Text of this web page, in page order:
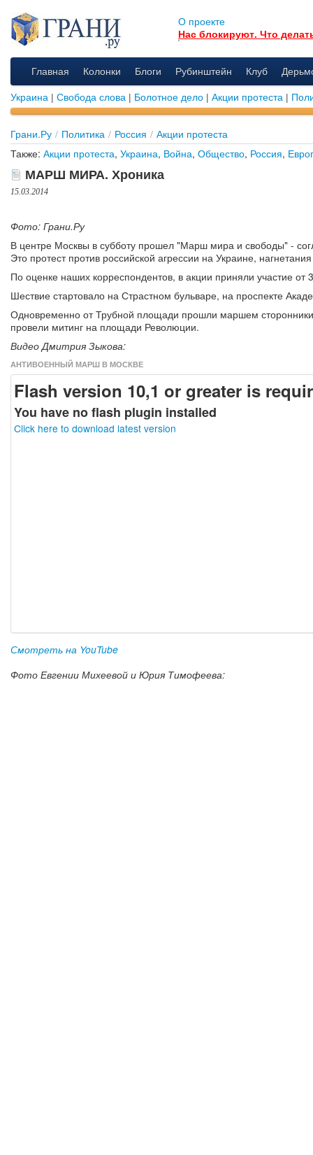
О проекте
Нас блокируют. Что
Главная Колонки Блоги Рубинштейн Клуб
Украина | Свобода слова | Болотное дело | Акции протеста |
Грани.Ру / Политика / Россия / Акции протеста
Также: Акции протеста, Украина, Война, Общество, Россия,
МАРШ МИРА. Хроника
15.03.2014
Фото: Грани.Ру
В центре Москвы в субботу прошел "Марш мира и свободы" -
Это протест против российской агрессии на Украине,
По оценке наших корреспондентов, в акции приняли участие от
Шествие стартовало на Страстном бульваре, на проспекте
Одновременно от Трубной площади прошли маршем
провели митинг на площади Революции.
Видео Дмитрия Зыкова:
АНТИВОЕННЫЙ МАРШ В МОСКВЕ
Flash version 10,1 or greater is
You have no flash plugin installed
Click here to download latest version
Смотреть на YouTube
Фото Евгении Михеевой и Юрия Тимофеева: